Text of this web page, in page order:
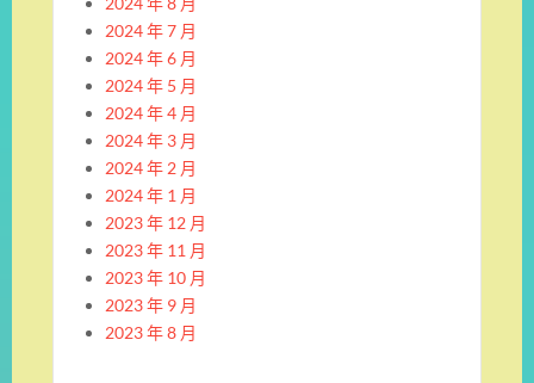
2024 年 7 月
2024 年 6 月
2024 年 5 月
2024 年 4 月
2024 年 3 月
2024 年 2 月
2024 年 1 月
2023 年 12 月
2023 年 11 月
2023 年 10 月
2023 年 9 月
2023 年 8 月